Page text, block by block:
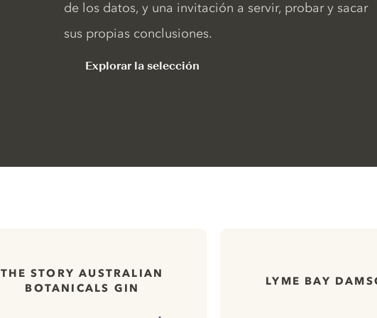
de los datos, y una invitación a servir, probar y sacar
sus propias conclusiones.
Explorar la selección
THE STORY AUSTRALIAN
BOTANICALS GIN
LYME BAY